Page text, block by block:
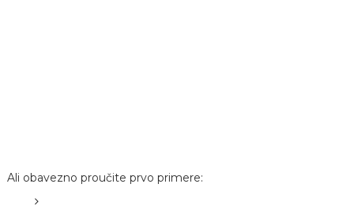
Ali obavezno proučite prvo primere: